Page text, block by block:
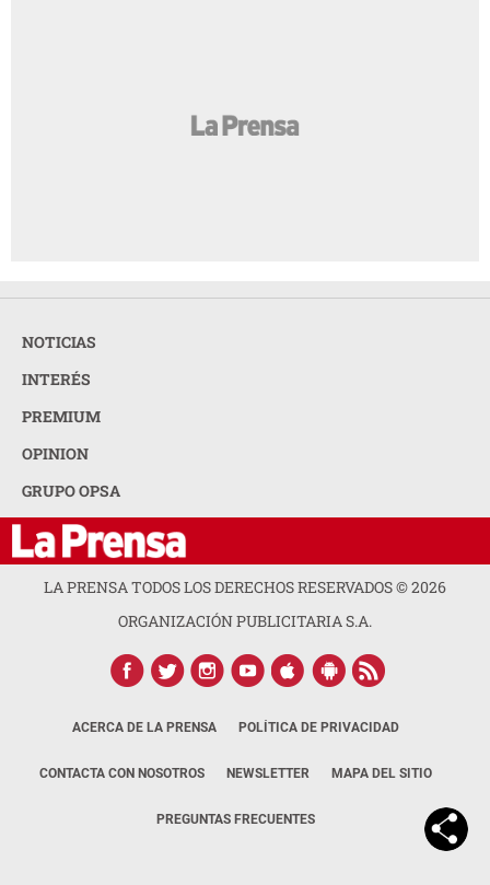
NOTICIAS
INTERÉS
PREMIUM
OPINION
GRUPO OPSA
LA PRENSA TODOS LOS DERECHOS RESERVADOS ©2026
ORGANIZACIÓN PUBLICITARIA S.A.
ACERCA DE LA PRENSA POLÍTICA DE PRIVACIDAD
CONTACTA CON NOSOTROS NEWSLETTER MAPA DEL SITIO
PREGUNTAS FRECUENTES